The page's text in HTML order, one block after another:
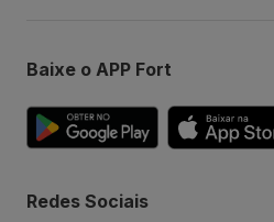
Baixe o APP Fort
Redes Sociais